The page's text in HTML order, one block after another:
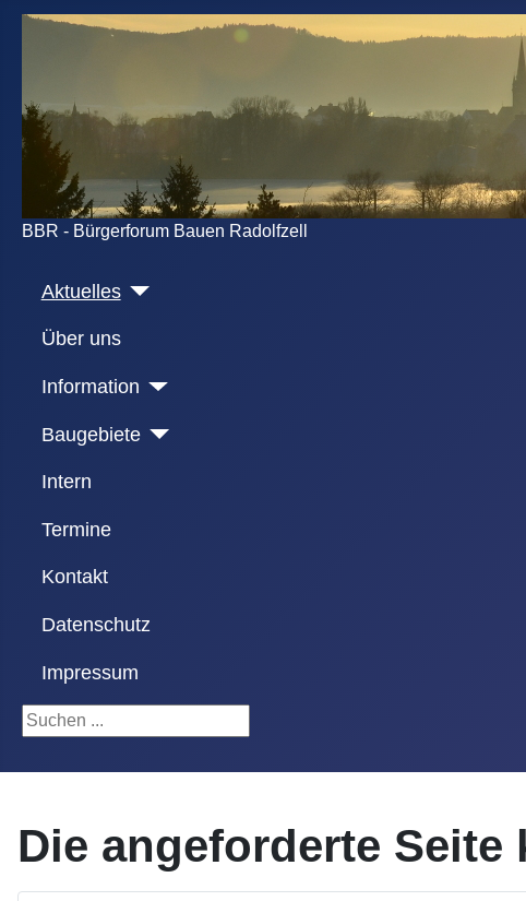
BBR - Bürgerforum Bauen Radolfzell
Aktuelles
Über uns
Information
Baugebiete
Intern
Termine
Kontakt
Datenschutz
Impressum
Suchen ...
Die angeforderte